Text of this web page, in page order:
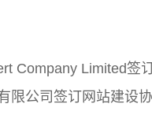
Company Limited签
限公司签订网站建设